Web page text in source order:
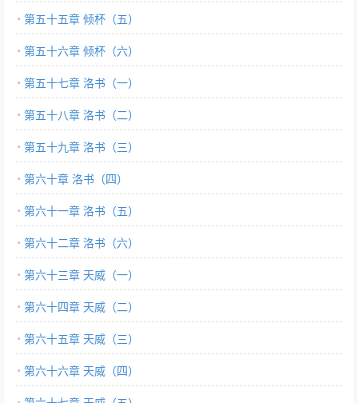
第五十五章 倾杯（五）
第五十六章 倾杯（六）
第五十七章 洛书（一）
第五十八章 洛书（二）
第五十九章 洛书（三）
第六十章 洛书（四）
第六十一章 洛书（五）
第六十二章 洛书（六）
第六十三章 天威（一）
第六十四章 天威（二）
第六十五章 天威（三）
第六十六章 天威（四）